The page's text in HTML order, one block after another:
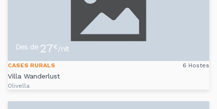
Des de 27€/nit
CASES RURALS 6 Hostes
Villa Wanderlust
Olivella